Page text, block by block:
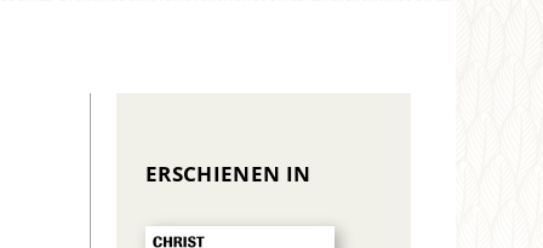
ERSCHIENEN IN